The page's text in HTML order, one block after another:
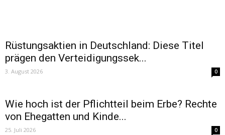
Rüstungsaktien in Deutschland: Diese Titel
prägen den Verteidigungssek...
3. August 2026 0
Wie hoch ist der Pflichtteil beim Erbe? Rechte
von Ehegatten und Kinde...
25. Juli 2026 0